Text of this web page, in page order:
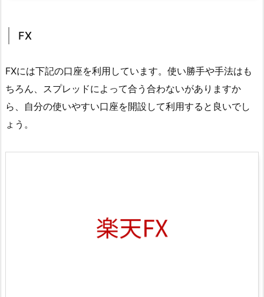
FX
FXには下記の口座を利用しています。使い勝手や手法はも
ちろん、スプレッドによって合う合わないがありますか
ら、自分の使いやすい口座を開設して利用すると良いでし
ょう。